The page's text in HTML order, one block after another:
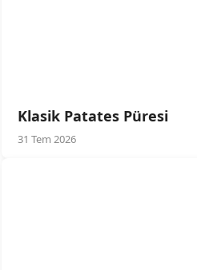
Klasik Patates Püresi
31 Tem 2026